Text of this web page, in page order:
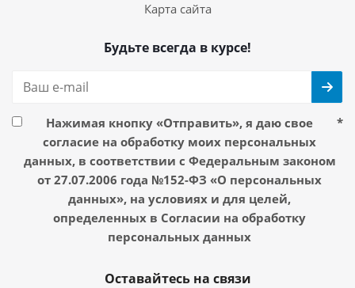
Карта сайта
Будьте всегда в курсе!
Нажимая кнопку «Отправить», я даю свое
согласие на обработку моих персональных
данных, в соответствии с Федеральным законом
от 27.07.2006 года №152-ФЗ «О персональных
данных», на условиях и для целей,
определенных в Согласии на обработку
персональных данных
*
Оставайтесь на связи